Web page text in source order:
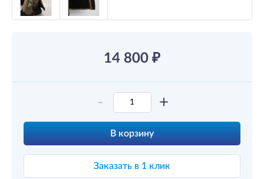
14 800 ₽
- +
В корзину
Заказать в 1 клик